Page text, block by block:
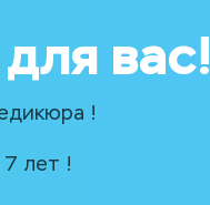
вас!
!
лет !